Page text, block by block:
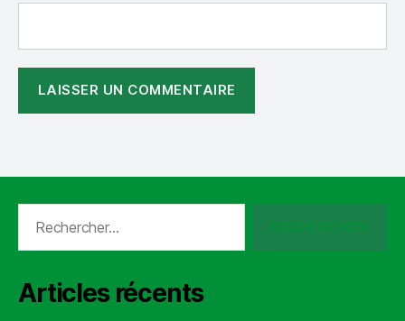
Articles récents